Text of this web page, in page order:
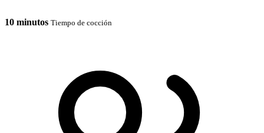
10 minutos Tiempo de cocción